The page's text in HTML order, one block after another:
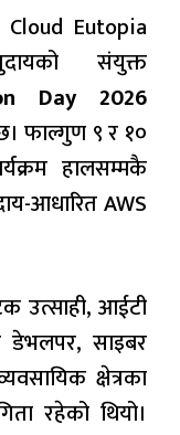
Eutopia
संयुक्त
Day 2026
फाल्गुण ९ र १०
हालसम्मकै
आधारित AWS
उत्साही, आईटी
डेभलपर, साइबर
क्षेत्रका
रहेको थियो।